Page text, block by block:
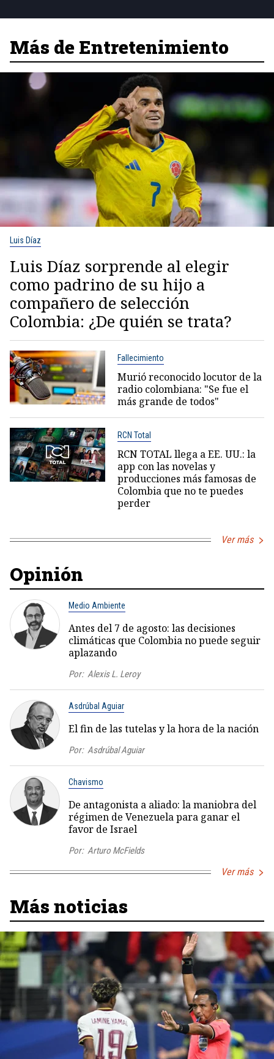
Más de Entretenimiento
Luis Díaz
Luis Díaz sorprende al elegir
como padrino de su hijo a
compañero de selección
Colombia: ¿De quién se trata?
Fallecimiento
Murió reconocido locutor de la
radio colombiana: "Se fue el
más grande de todos"
RCN Total
RCN TOTAL llega a EE. UU.: la
app con las novelas y
producciones más famosas de
Colombia que no te puedes
perder
Ver más
Opinión
Medio Ambiente
Antes del 7 de agosto: las decisiones
climáticas que Colombia no puede seguir
aplazando
Por: Alexis L. Leroy
Asdrúbal Aguiar
El fin de las tutelas y la hora de la nación
Por: Asdrúbal Aguiar
Chavismo
De antagonista a aliado: la maniobra del
régimen de Venezuela para ganar el
favor de Israel
Por: Arturo McFields
Ver más
Más noticias